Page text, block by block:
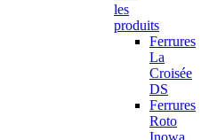
les
produits
Ferrures
La
Croisée
DS
Ferrures
Roto
Inowa